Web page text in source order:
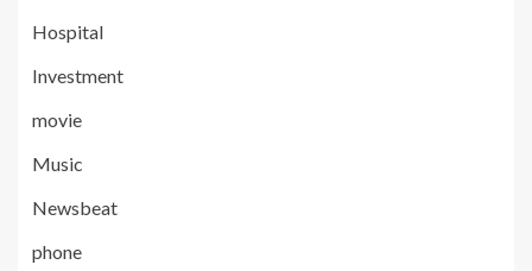
Hospital
Investment
movie
Music
Newsbeat
phone